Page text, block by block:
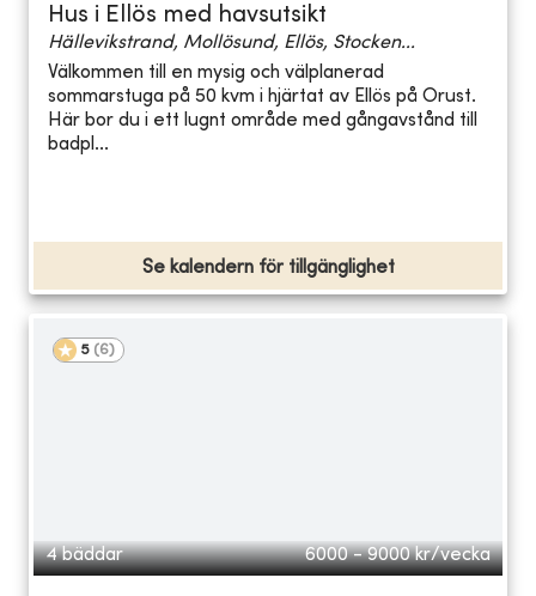
Hus i Ellös med havsutsikt
Hällevikstrand, Mollösund, Ellös, Stocken...
Välkommen till en mysig och välplanerad
sommarstuga på 50 kvm i hjärtat av Ellös på Orust.
Här bor du i ett lugnt område med gångavstånd till
badpl...
Se kalendern för tillgänglighet
5 (6)
4 bäddar 6000 - 9000 kr/vecka